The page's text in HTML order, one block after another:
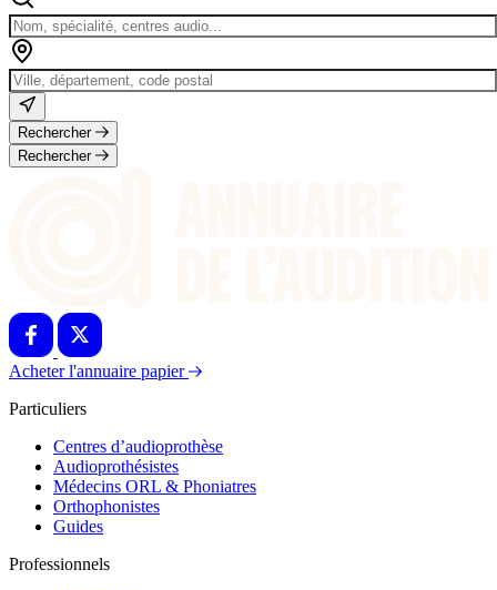
Rechercher
Rechercher
Acheter l'annuaire papier
Particuliers
Centres d’audioprothèse
Audioprothésistes
Médecins ORL & Phoniatres
Orthophonistes
Guides
Professionnels